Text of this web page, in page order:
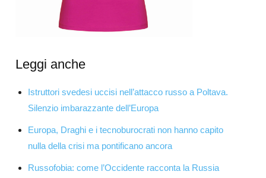
Leggi anche
Istruttori svedesi uccisi nell’attacco russo a Poltava.
Silenzio imbarazzante dell’Europa
Europa, Draghi e i tecnoburocrati non hanno capito
nulla della crisi ma pontificano ancora
Russofobia: come l’Occidente racconta la Russia